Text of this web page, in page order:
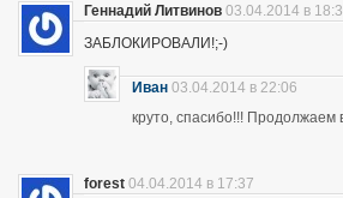
Геннадий Литвинов 03.04.2014 в
ЗАБЛОКИРОВАЛИ!;-)
Иван 03.04.2014 в 22:06
круто, спасибо!!! Продолжаем
forest 04.04.2014 в 17:37